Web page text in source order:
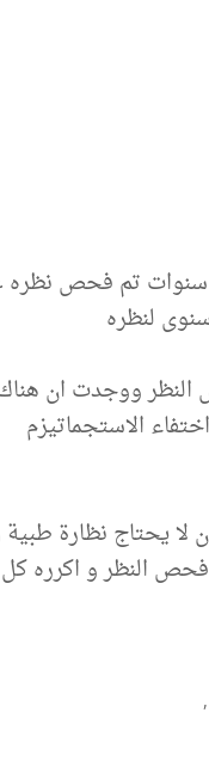
عندما كان عمر ابنى
لنظره
ووجدت ان
الاستجماتيزم
يحتاج نظارة
النظر و اكرره